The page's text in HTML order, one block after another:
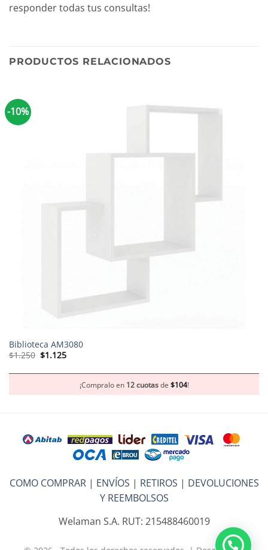
responder todas tus consultas!
PRODUCTOS RELACIONADOS
-10%
Biblioteca AM3080
$1.250 El
$1.125El
$1.125.
¡Compralo en 12 cuotasde $104!
COMO COMPRAR| ENVÍOS | RETIROS | DEVOLUCIONES
Y REEMBOLSOS
Welaman S.A. RUT: 215488460019